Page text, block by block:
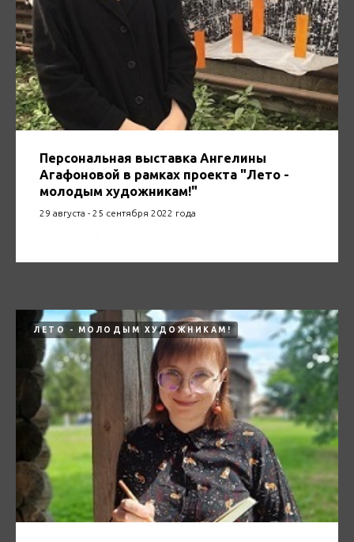
Персональная выставка Ангелины
Агафоновой в рамках проекта "Лето -
молодым художникам!"
29 августа - 25 сентября 2022 года
ЛЕТО - МОЛОДЫМ ХУДОЖНИКАМ!